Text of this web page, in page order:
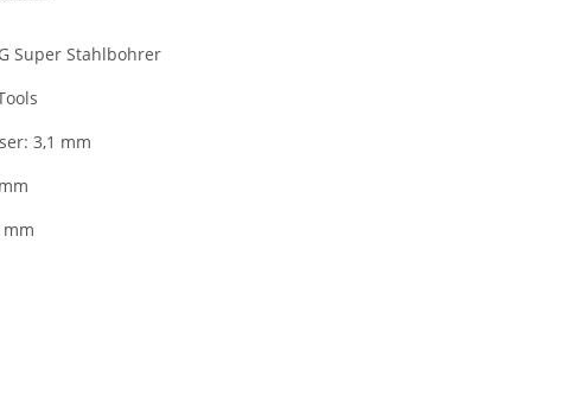
Super Stahlbohrer
3,1 mm
mm